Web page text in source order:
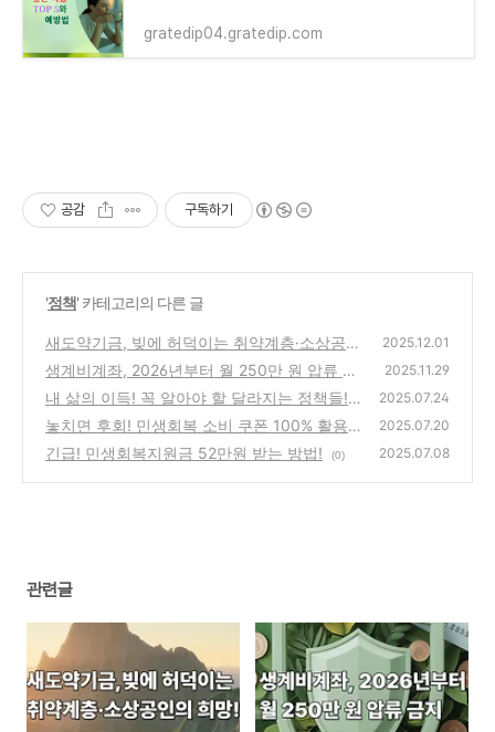
gratedip04.gratedip.com
공감 구독하기
'정책' 카테고리의 다른 글
새도약기금, 빚에 허덕이는 취약계층·소상공인
의 희망!
(0)
2025.12.01
생계비계좌, 2026년부터 월 250만 원 압류 금
지
(0)
2025.11.29
내 삶의 이득! 꼭 알아야 할 달라지는 정책들!
(0)
2025.07.24
놓치면 후회! 민생회복 소비 쿠폰 100% 활용
법!
(0)
2025.07.20
긴급! 민생회복지원금 52만원 받는 방법! (0) 2025.07.08
관련글